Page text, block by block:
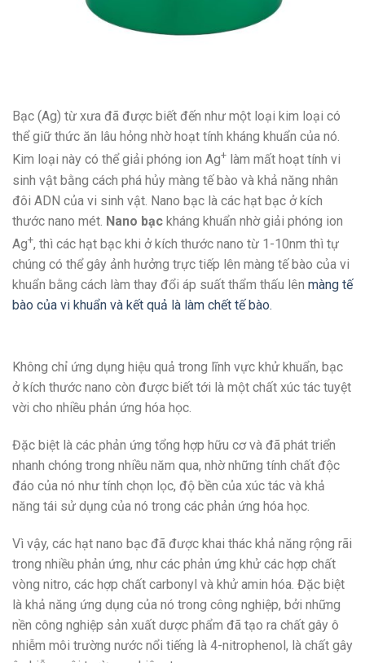
Bạc (Ag) từ xưa đã được biết đến như một loại kim loại có
thể giữ thức ăn lâu hỏng nhờ hoạt tính kháng khuẩn của nó.
Kim loại này có thể giải phóng ion Ag+ làm mất hoạt tính vi
sinh vật bằng cách phá hủy màng tế bào và khả năng nhân
đôi ADN của vi sinh vật. Nano bạc là các hạt bạc ở kích
thước nano mét. Nano bạc kháng khuẩn nhờ giải phóng ion
Ag+, thì các hạt bạc khi ở kích thước nano từ 1-10nm thì tự
chúng có thể gây ảnh hưởng trực tiếp lên màng tế bào của vi
khuẩn bằng cách làm thay đổi áp suất thẩm thấu lên màng tế
bào của vi khuẩn và kết quả là làm chết tế bào.
Không chỉ ứng dụng hiệu quả trong lĩnh vực khử khuẩn, bạc
ở kích thước nano còn được biết tới là một chất xúc tác tuyệt
vời cho nhiều phản ứng hóa học.
Đặc biệt là các phản ứng tổng hợp hữu cơ và đã phát triển
nhanh chóng trong nhiều năm qua, nhờ những tính chất độc
đáo của nó như tính chọn lọc, độ bền của xúc tác và khả
năng tái sử dụng của nó trong các phản ứng hóa học.
Vì vậy, các hạt nano bạc đã được khai thác khả năng rộng rãi
trong nhiều phản ứng, như các phản ứng khử các hợp chất
vòng nitro, các hợp chất carbonyl và khử amin hóa. Đặc biệt
là khả năng ứng dụng của nó trong công nghiệp, bởi những
nền công nghiệp sản xuất dược phẩm đã tạo ra chất gây ô
nhiễm môi trường nước nổi tiếng là 4-nitrophenol, là chất gây